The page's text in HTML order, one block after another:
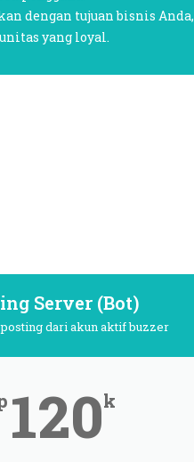
dengan tujuan bisnis Anda,
yang loyal.
Server (Bot)
posting dari akun aktif buzzer
120k